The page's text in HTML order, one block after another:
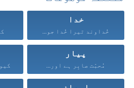
خدا
خُداوند تیرا خُدا جو...
پیار
مُحبّت صابِر ہے اور...